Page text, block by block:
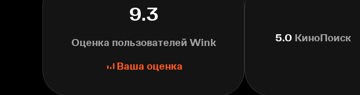
9.3
Оценка пользователей Wink
Ваша оценка
5.0 КиноПоиск